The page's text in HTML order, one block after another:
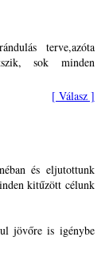
terve,azóta
sok minden
[ Válasz ]
és eljutottunk
kitűzött célunk
jövőre is igénybe